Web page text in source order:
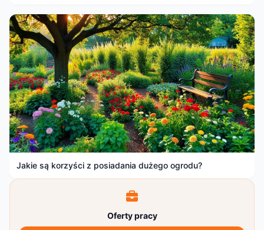
Jakie są korzyści z posiadania dużego ogrodu?
Oferty pracy